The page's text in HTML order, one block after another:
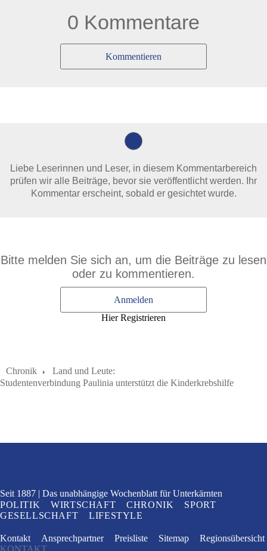
0 Kommentare
Kommentieren
Liebe Leserinnen und Leser, in diesem Kommentarbereich
prüfen wir alle Beiträge, bevor sie veröffentlicht werden. Ihr
Kommentar erscheint, sobald er gesichtet wurde.
Bitte melden Sie sich an, um die Beiträge zu lesen
oder zu kommentieren.
Anmelden
Hier Registrieren
Chronik
Land und Leute:
Studentenverbindung Paulinia unterstützt die Kinderkrebshilfe
Seit 1887 Das unabhängige Wochenblatt für Unterkärnten
POLITIK
WIRTSCHAFT CHRONIK
SPORT
GESELLSCHAFT
LIFESTYLE
Kontakt Ansprechpartner Preisliste Sitemap
Regionsübersicht
KONTAKT